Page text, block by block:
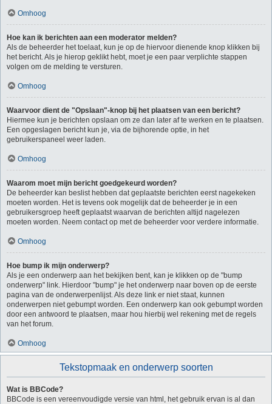
Omhoog
Hoe kan ik berichten aan een moderator melden?
Als de beheerder het toelaat, kun je op de hiervoor dienende knop klikken bij
het bericht. Als je hierop geklikt hebt, moet je een paar verplichte stappen
volgen om de melding te versturen.
Omhoog
Waarvoor dient de "Opslaan"-knop bij het plaatsen van een bericht?
Hiermee kun je berichten opslaan om ze dan later af te werken en te plaatsen.
Een opgeslagen bericht kun je, via de bijhorende optie, in het
gebruikerspaneel weer laden.
Omhoog
Waarom moet mijn bericht goedgekeurd worden?
De beheerder kan beslist hebben dat geplaatste berichten eerst nagekeken
moeten worden. Het is tevens ook mogelijk dat de beheerder je in een
gebruikersgroep heeft geplaatst waarvan de berichten altijd nagelezen
moeten worden. Neem contact op met de beheerder voor verdere informatie.
Omhoog
Hoe bump ik mijn onderwerp?
Als je een onderwerp aan het bekijken bent, kan je klikken op de "bump
onderwerp" link. Hierdoor "bump" je het onderwerp naar boven op de eerste
pagina van de onderwerpenlijst. Als deze link er niet staat, kunnen
onderwerpen niet gebumpt worden. Een onderwerp kan ook gebumpt worden
door een antwoord te plaatsen, maar hou hierbij wel rekening met de regels
van het forum.
Omhoog
Tekstopmaak en onderwerp soorten
Wat is BBCode?
BBCode is een vereenvoudigde versie van html, het gebruik ervan is al dan